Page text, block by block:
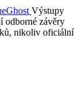
Výstupy
odborné závěry
nikoliv oficiální